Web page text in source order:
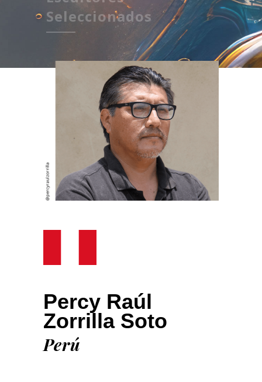
Seleccionados
Percy Raúl
Zorrilla Soto
Perú